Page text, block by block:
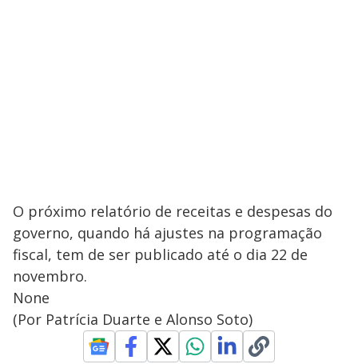
O próximo relatório de receitas e despesas do
governo, quando há ajustes na programação
fiscal, tem de ser publicado até o dia 22 de
novembro.
None
(Por Patrícia Duarte e Alonso Soto)